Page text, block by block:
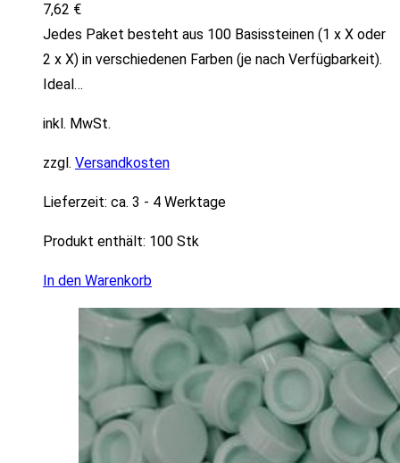
7,62 €
Jedes Paket besteht aus 100 Basissteinen (1 x X oder
2 x X) in verschiedenen Farben (je nach Verfügbarkeit).
Ideal…
inkl. MwSt.
zzgl. Versandkosten
Lieferzeit: ca. 3 - 4 Werktage
Produkt enthält: 100 Stk
In den Warenkorb